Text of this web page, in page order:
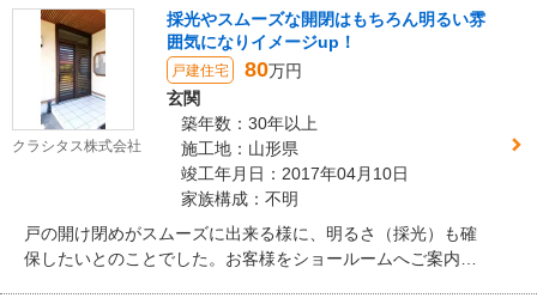
及する前に建てられた築２００年以上の本宅は当然ながら断
熱材は入っておらず、冬の厳しい寒さに長年お悩みでした。
先祖８代に亘り受け継いできた大切なお住まいを簡単に壊し
たくない一方で、用途の決まらない部屋、寒さの問題を抱
え、次世代への継承をどうするべきか方向性が決まらずにい
たお客様。そんな時に出会ったのが当社のリセット住宅「継
ぎ木」でした。建物への思い入れや愛着はそのままに、性能
や機能は現代に合わせたフルリノベーションの選択に至りま
クラシタス株式会社
採光やスムーズな開閉はもちろん明るい雰
囲気になりイメージup！
戸建住宅 80万円
玄関
築年数：30年以上
施工地：山形県
竣工年月日：2017年04月10日
家族構成：不明
戸の開け閉めがスムーズに出来る様に、明るさ（採光）も確
保したいとのことでした。お客様をショールームへご案内